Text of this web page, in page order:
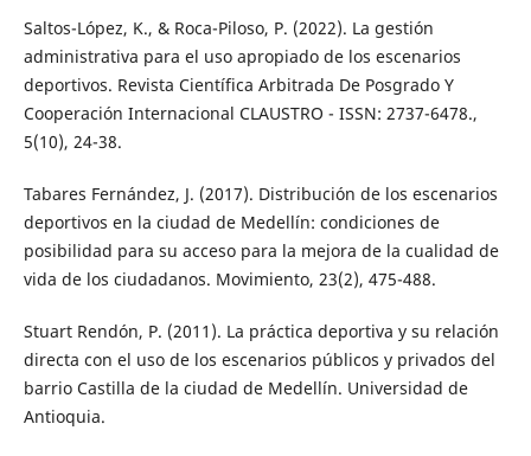
Saltos-López, K., & Roca-Piloso, P. (2022). La gestión
administrativa para el uso apropiado de los escenarios
deportivos. Revista Científica Arbitrada De Posgrado Y
Cooperación Internacional CLAUSTRO - ISSN: 2737-6478.,
5(10), 24-38.
Tabares Fernández, J. (2017). Distribución de los escenarios
deportivos en la ciudad de Medellín: condiciones de
posibilidad para su acceso para la mejora de la cualidad de
vida de los ciudadanos. Movimiento, 23(2), 475-488.
Stuart Rendón, P. (2011). La práctica deportiva y su relación
directa con el uso de los escenarios públicos y privados del
barrio Castilla de la ciudad de Medellín. Universidad de
Antioquia.